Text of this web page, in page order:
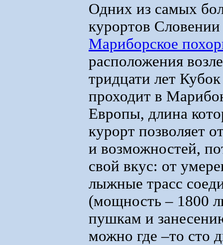
Одних из самых
курортов
Мариборское
расположения
тридцати лет
проходит в
Европы, длина
курорт позволяет
и возможностей,
свой вкус: от
лыжные трасс
(мощность – 1800
пушкам и
можно где –то сто